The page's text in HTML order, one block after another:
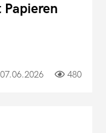
07.06.2026 480